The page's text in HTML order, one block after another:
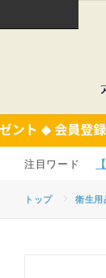
トップ 衛生用